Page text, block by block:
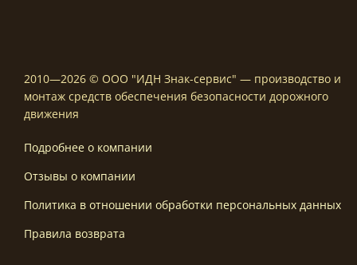
2010—2026 © ООО "ИДН Знак-сервис" — производство и
монтаж средств обеспечения безопасности дорожного
движения
Подробнее о компании
Отзывы о компании
Политика в отношении обработки персональных данных
Правила возврата